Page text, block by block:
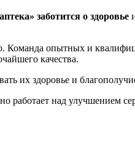
заботится о здоровье
Команда опытных и
качества.
их здоровье и
работает над улучшением